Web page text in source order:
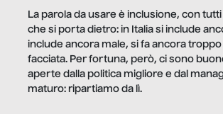
La parola da usare è inclusione, con
che si porta dietro: in Italia si include
include ancora male, si fa ancora
facciata. Per fortuna, però, ci sono
aperte dalla politica migliore e dal
maturo: ripartiamo da lì.